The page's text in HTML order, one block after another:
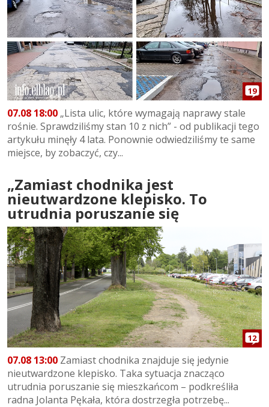
19
07.08 18:00 „Lista ulic, które wymagają naprawy stale
rośnie. Sprawdziliśmy stan 10 z nich” - od publikacji tego
artykułu minęły 4 lata. Ponownie odwiedziliśmy te same
miejsce, by zobaczyć, czy...
„Zamiast chodnika jest
nieutwardzone klepisko. To
utrudnia poruszanie się
12
07.08 13:00 Zamiast chodnika znajduje się jedynie
nieutwardzone klepisko. Taka sytuacja znacząco
utrudnia poruszanie się mieszkańcom – podkreśliła
radna Jolanta Pękała, która dostrzegła potrzebę...